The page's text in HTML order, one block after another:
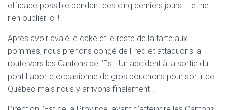
efficace possible pendant ces cinq derniers jours … et ne
rien oublier ici !
Après avoir avalé le cake et le reste de la tarte aux
pommes, nous prenons congé de Fred et attaquons la
route vers les Cantons de l’Est. Un accident à la sortie du
pont Laporte occasionne de gros bouchons pour sortir de
Québec mais nous y arrivons finalement !